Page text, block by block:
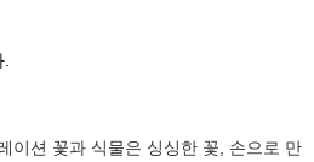
이션 꽃과 식물은 싱싱한 꽃, 손으로 만